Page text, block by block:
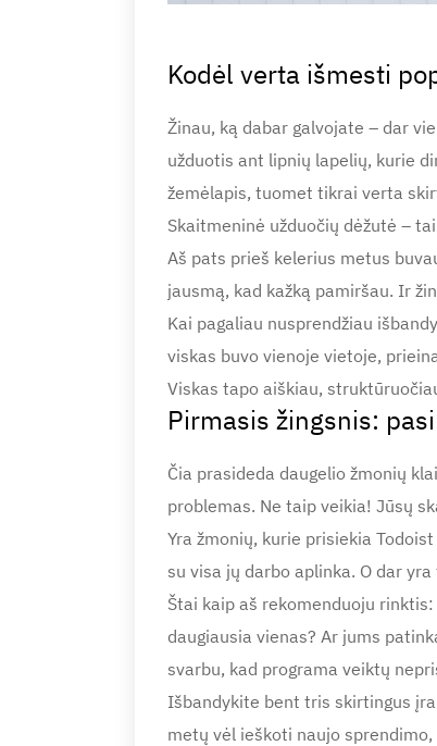
Kodėl verta išmesti
Žinau, ką dabar galvojate – dar
užduotis ant lipnių lapelių, kurie
žemėlapis, tuomet tikrai verta
Skaitmeninė užduočių dėžutė –
Aš pats prieš kelerius metus
jausmą, kad kažką pamiršau. Ir
Kai pagaliau nusprendžiau
viskas buvo vienoje vietoje,
Viskas tapo aiškiau,
Pirmasis žingsnis:
Čia prasideda daugelio žmonių
problemas. Ne taip veikia! Jūsų
Yra žmonių, kurie prisiekia
su visa jų darbo aplinka. O dar
Štai kaip aš rekomenduoju
daugiausia vienas? Ar jums
svarbu, kad programa veiktų
Išbandykite bent tris skirtingus
metų vėl ieškoti naujo